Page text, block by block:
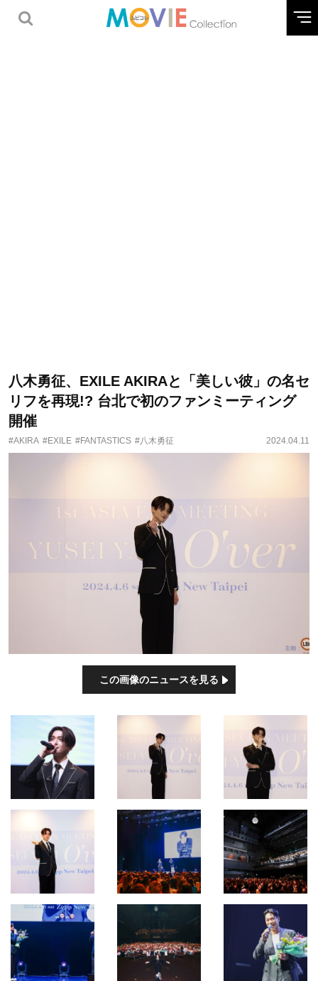
八木勇征、EXILE AKIRAと「美しい彼」の名セ
リフを再現!? 台北で初のファンミーティング
開催
#AKIRA #EXILE #FANTASTICS #八木勇征 2024.04.11
この画像のニュースを見る